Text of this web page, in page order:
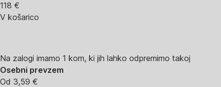
118 €
V košarico
Na zalogi imamo 1 kom, ki jih lahko odpremimo takoj
Osebni prevzem
Od 3,59 €